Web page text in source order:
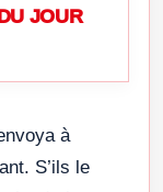
JOUR
à
S’ils le